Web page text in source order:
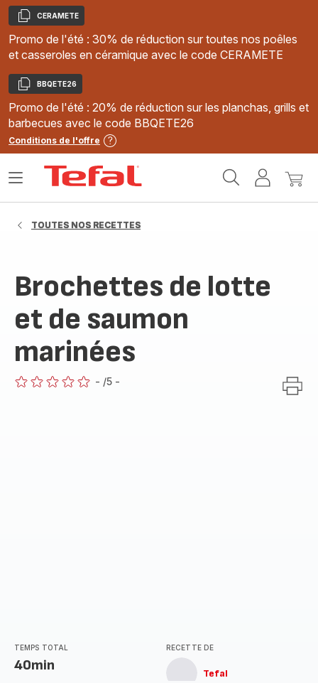
Copier
CERAMETE
Promo de l'été : 30% de réduction sur toutes nos poêles
et casseroles en céramique avec le code CERAMETE
Copier
BBQETE26
Promo de l'été : 20% de réduction sur les planchas, grills et
barbecues avec le code BBQETE26
Conditions de l'offre
MonMon
Ouvrir
TOUTES NOS RECETTES
Brochettes de lotte
et de saumon
marinées
- /5 -
TEMPS TOTAL
40min
RECETTE DE
Tefal